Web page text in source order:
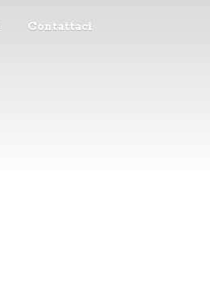
Contattaci